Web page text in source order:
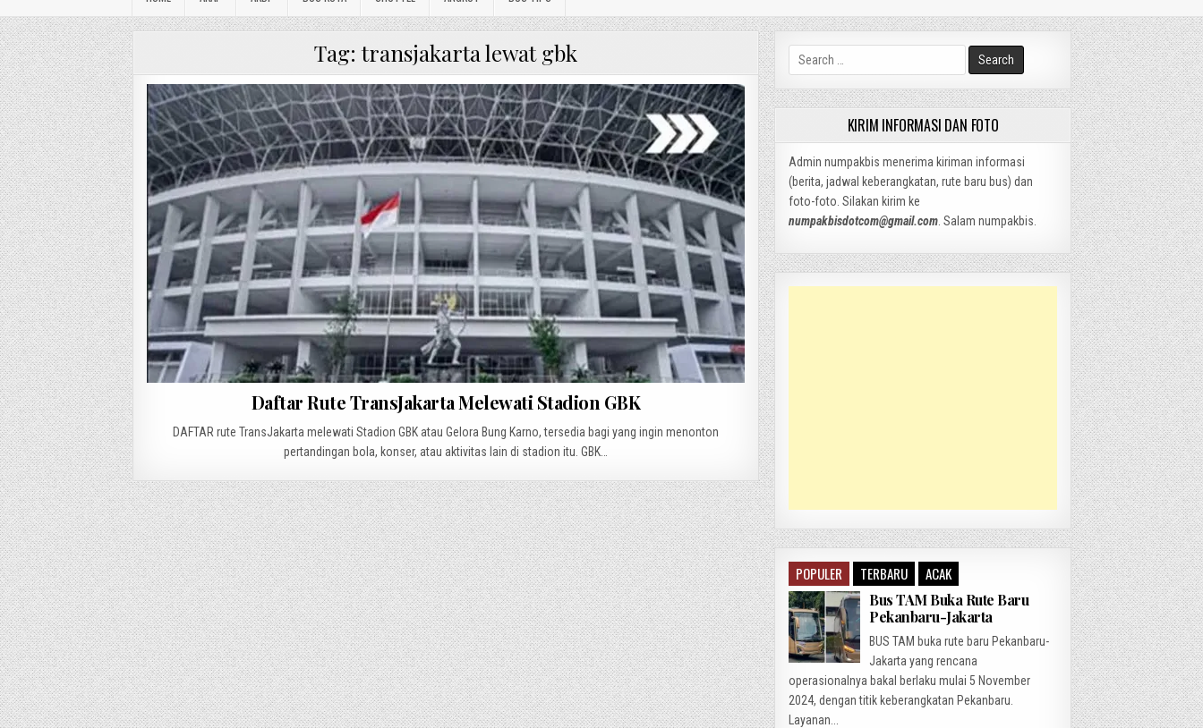
Tag:transjakarta lewat gbk
Daftar Rute TransJakarta Melewati Stadion GBK
DAFTAR rute TransJakarta melewati Stadion GBK atau Gelora Bung Karno, tersedia bagi yang ingin menonton
pertandingan bola, konser, atau aktivitas lain di stadion itu. GBK…
Search
for:
KIRIM INFORMASI DAN FOTO
Admin numpakbis menerima kiriman informasi
(berita, jadwal keberangkatan, rute baru bus) dan
foto-foto. Silakan kirim ke
numpakbisdotcom@gmail.com . Salam numpakbis.
POPULER TERBARU ACAK
Bus TAM Buka Rute Baru
Pekanbaru-Jakarta
BUS TAM buka rute baru Pekanbaru-
Jakarta yang rencana
operasionalnya bakal berlaku mulai 5 November
2024, dengan titik keberangkatan Pekanbaru.
Layanan...